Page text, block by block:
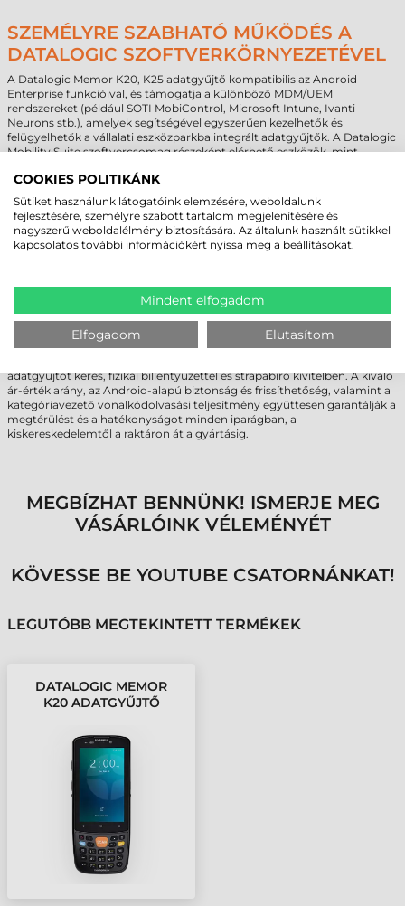
SZEMÉLYRE SZABHATÓ MŰKÖDÉS A
DATALOGIC SZOFTVERKÖRNYEZETÉVEL
A Datalogic Memor K20, K25 adatgyűjtő kompatibilis az Android
Enterprise funkcióival, és támogatja a különböző MDM/UEM
rendszereket (például SOTI MobiControl, Microsoft Intune, Ivanti
Neurons stb.), amelyek segítségével egyszerűen kezelhetők és
felügyelhetők a vállalati eszközparkba integrált adatgyűjtők. A Datalogic
Mobility Suite szoftvercsomag részeként elérhető eszközök, mint
az Enterprise Browser (biztonságos, szabályozott webes
alkalmazásfuttatás), vagy a SoftSpot™ (programozható érintésalapú
szkennelőgomb) lehetővé teszik a hatékony eszközbevezetést, a
testreszabott felhasználói élményt és a hosszú távú fenntartható
üzemeltetést.
ADATGYŰJTŐ - JÖVŐBIZTOS MEGOLDÁS
VÁLLALATI KÖRNYEZETHEZ
A Datalogic Memor K20, K25 vállalati adatgyűjtő ideális választás
adatgyűjtőt keres, fizikai billentyűzettel és strapabíró kivitelben. A kiváló
ár-érték arány, az Android-alapú biztonság és frissíthetőség, valamint a
kategóriavezető vonalkódolvasási teljesítmény együttesen garantálják a
megtérülést és a hatékonyságot minden iparágban, a
kiskereskedelemtől a raktáron át a gyártásig.
MEGBÍZHAT BENNÜNK! ISMERJE MEG
VÁSÁRLÓINK VÉLEMÉNYÉT
KÖVESSE BE YOUTUBE CSATORNÁNKAT!
LEGUTÓBB MEGTEKINTETT TERMÉKEK
DATALOGIC MEMOR
K20 ADATGYŰJTŐ
COOKIES POLITIKÁNK
Sütiket használunk látogatóink elemzésére, weboldalunk
fejlesztésére, személyre szabott tartalom megjelenítésére és
nagyszerű weboldalélmény biztosítására. Az általunk használt sütikkel
kapcsolatos további információkért nyissa meg a beállításokat.
Mindent elfogadom
Elfogadom Elutasítom